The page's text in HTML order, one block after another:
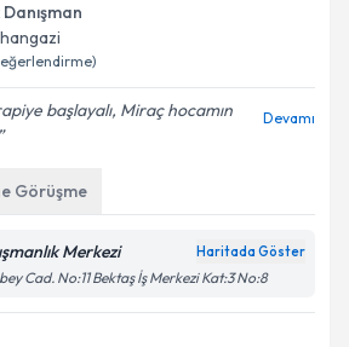
başlayalı, Miraç hocamın
Devamı
Görüşme
Merkezi Haritada Göster
Cad. No:11 Bektaş İş Merkezi Kat:3 No:8